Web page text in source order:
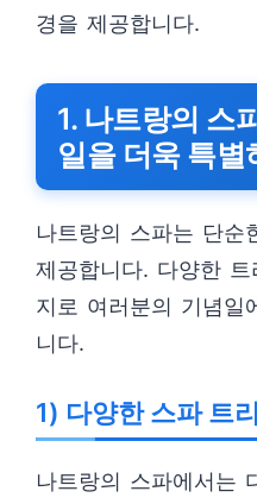
경을 제공합니다.
1. 나트랑의 스
일을 더욱 특별
나트랑의 스파는 단순
제공합니다. 다양한
지로 여러분의 기념일
니다.
1) 다양한 스파 트
나트랑의 스파에서는